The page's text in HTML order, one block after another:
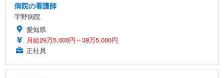
病院の看護師
宇野病院
愛知県
月給29万5,000円～38万5,000円
正社員